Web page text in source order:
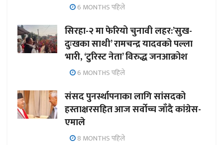
6 MONTHS पहिले
सिरहा-२ मा फेरियो चुनावी लहर:’सुख-
दुःखका साथी’ रामचन्द्र यादवको पल्ला
भारी, ‘टुरिस्ट नेता’ विरुद्ध जनआक्रोश
6 MONTHS पहिले
संसद पुनर्स्थापनाका लागि सांसदको
हस्ताक्षरसहित आज सर्वोच्च जाँदै कांग्रेस-
एमाले
8 MONTHS पहिले